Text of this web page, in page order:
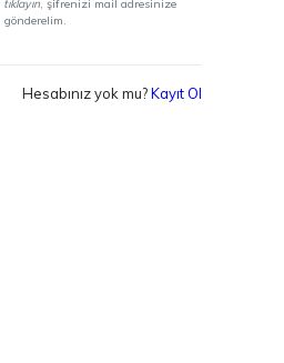
tıklayın, şifrenizi mail adresinize
gönderelim.
Hesabınız yok mu?Kayıt Ol